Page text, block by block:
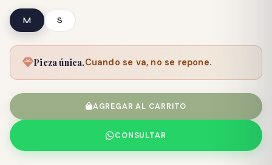
M S
Pieza única.Cuando se va, no se repone.
AGREGAR AL CARRITO
CONSULTAR